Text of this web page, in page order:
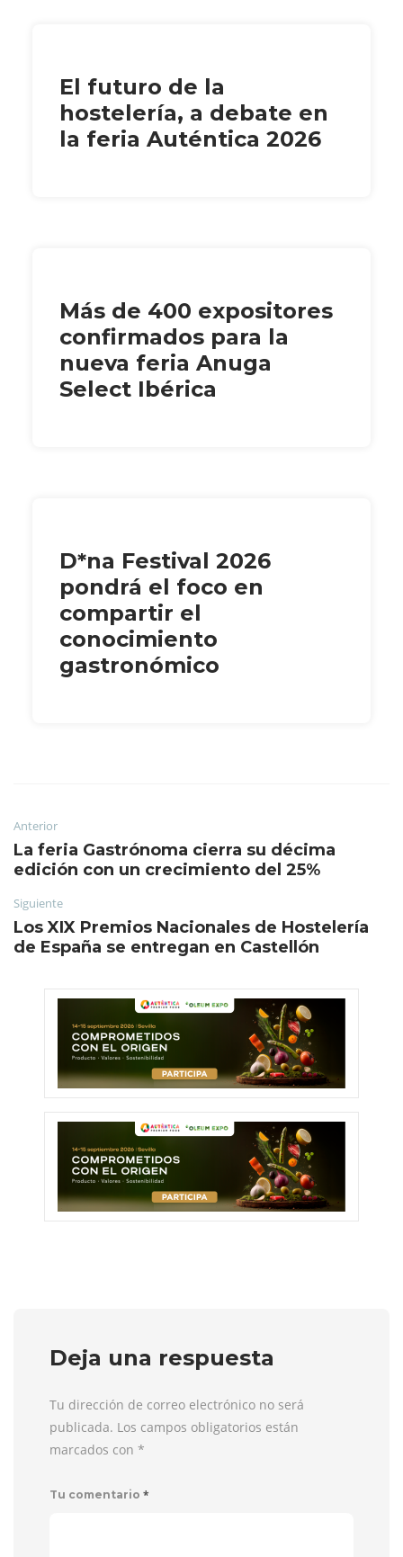
El futuro de la
hostelería, a debate en
la feria Auténtica 2026
Más de 400 expositores
confirmados para la
nueva feria Anuga
Select Ibérica
D*na Festival 2026
pondrá el foco en
compartir el
conocimiento
gastronómico
Anterior
La feria Gastrónoma cierra su décima
edición con un crecimiento del 25%
Siguiente
Los XIX Premios Nacionales de Hostelería
de España se entregan en Castellón
Deja una respuesta
Tu dirección de correo electrónico no será
publicada. Los campos obligatorios están
marcados con *
Tu comentario *